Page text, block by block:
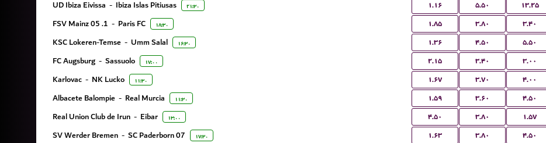
UD Ibiza Eivissa - Ibiza Islas Pitiusas ۲۱:۳۰ ۱.۱۶ ۵.۵۰ ۱۳.۲۵
1. FSV Mainz 05 - Paris FC ۱۸:۳۰ ۱.۸۵ ۳.۸۰ ۳.۴۰
KSC Lokeren-Temse - Umm Salal ۱۶:۳۰ ۱.۳۶ ۴.۵۰ ۵.۵۰
FC Augsburg - Sassuolo ۱۷:۰۰ ۲.۱۵ ۳.۴۰ ۳.۰۰
Karlovac - NK Lucko ۱۱:۳۰ ۱.۶۷ ۳.۷۰ ۴.۰۰
Albacete Balompie - Real Murcia ۱۱:۳۰ ۱.۵۹ ۳.۶۰ ۴.۵۰
Real Union Club de Irun - Eibar ۱۳:۰۰ ۴.۵۰ ۳.۸۰ ۱.۵۷
SV Werder Bremen - SC Paderborn 07 ۱۷:۳۰ ۱.۶۳ ۳.۸۰ ۴.۵۰